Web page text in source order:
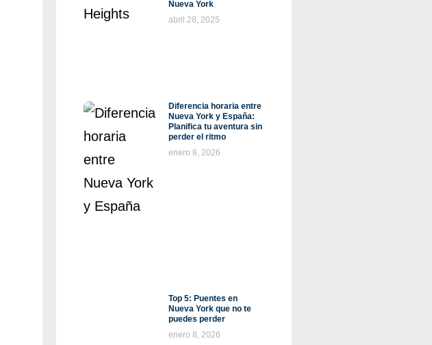
Nueva York
abril 28, 2025
Diferencia horaria entre
Nueva York y España:
Planifica tu aventura sin
perder el ritmo
enero 8, 2026
Top 5: Puentes en
Nueva York que no te
puedes perder
enero 8, 2026